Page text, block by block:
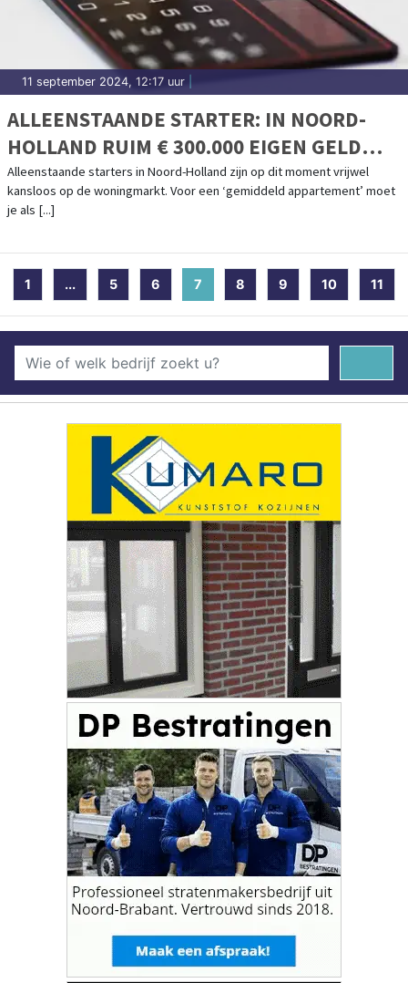
11 september 2024, 12:17 uur
ALLEENSTAANDE STARTER: IN NOORD-
HOLLAND RUIM € 300.000 EIGEN GELD
NODIG VOOR EEN APPARTEMENT
Alleenstaande starters in Noord-Holland zijn op dit moment vrijwel
kansloos op de woningmarkt. Voor een ‘gemiddeld appartement’ moet
je als [...]
1 ... 5 6 7 (current)
8 9 10 11